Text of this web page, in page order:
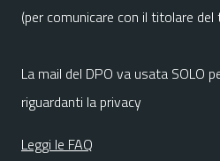
(per comunicare con il titolare
La mail del DPO va usata SOLO
riguardanti la privacy
Leggi le FAQ